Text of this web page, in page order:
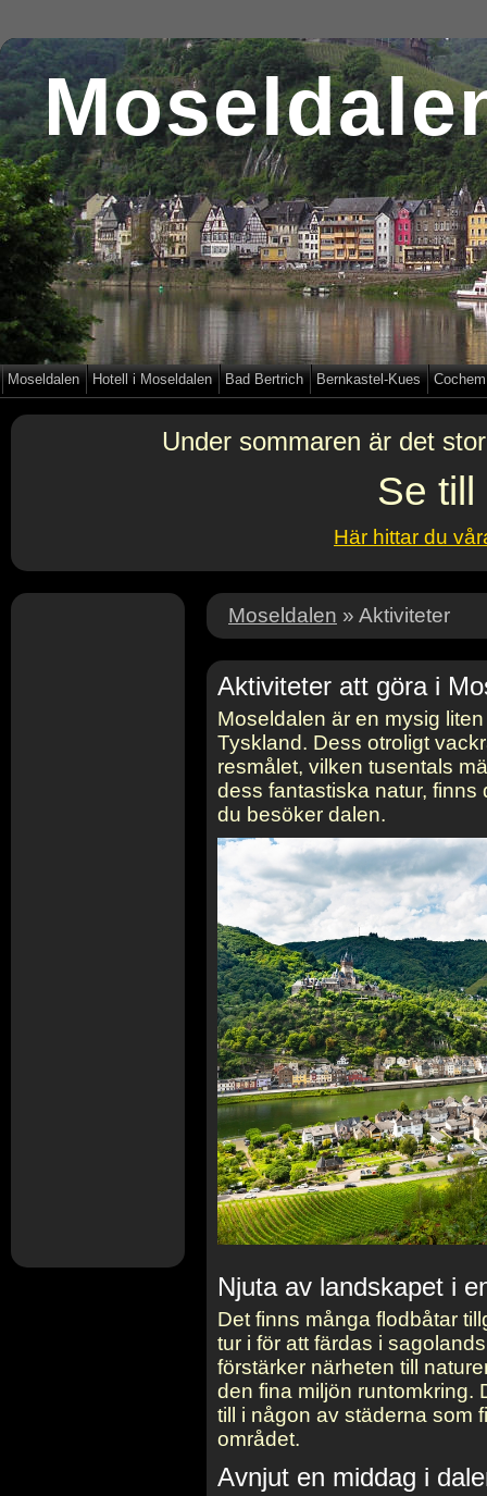
Moseldalen Hotell i Moseldalen Bad Bertrich Bernkastel-Kues Cochem
Under sommaren är det
Se till
Här hittar du
Moseldalen » Aktiviteter
Aktiviteter att göra i
Moseldalen är en mysig
Tyskland. Dess otroligt
resmålet, vilken tusentals
dess fantastiska natur, finns
du besöker dalen.
Njuta av landskapet i
Det finns många flodbåtar
tur i för att färdas i
förstärker närheten till
den fina miljön runtomkring.
till i någon av städerna som
området.
Avnjut en middag i